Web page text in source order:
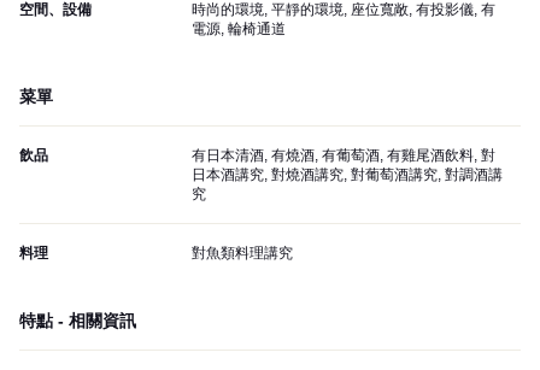
空間、設備
時尚的環境, 平靜的環境, 座位寬敞, 有投影儀, 有
電源, 輪椅通道
菜單
飲品
有日本清酒, 有燒酒, 有葡萄酒, 有雞尾酒飲料, 對
日本酒講究, 對燒酒講究, 對葡萄酒講究, 對調酒講
究
料理 對魚類料理講究
特點 - 相關資訊